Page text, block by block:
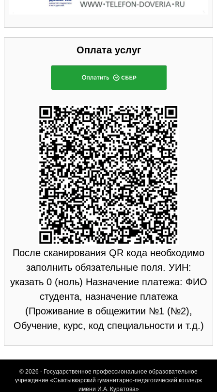
Оплата услуг
После сканирования QR кода необходимо
заполнить обязательные поля. УИН:
указать 0 (ноль) Назначение платежа: ФИО
студента, назначение платежа
(Проживание в общежитии №1 (№2),
Обучение, курс, код специальности и т.д.)
© 2026 - Государственное профессиональное образовательное
учреждение «Сыктывкарский гуманитарно-педагогический колледж
имени И.А. Куратова»